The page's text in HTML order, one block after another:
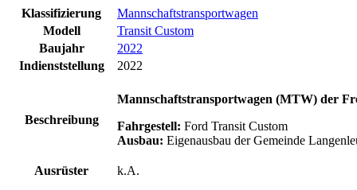
Klassifizierung
Mannschaftstransportwagen
Modell
Transit Custom
Baujahr
2022
Indienststellung
2022
Beschreibung
Mannschaftstransportwagen (MTW) der
Fahrgestell: Ford Transit Custom
Ausbau: Eigenausbau der Gemeinde
Ausrüster k.A.